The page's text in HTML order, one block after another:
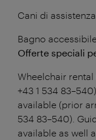
Cani di
Bagno accessibile
Offerte speciali
Wheelchair rental
+43 1 534
available (prior
534 83–540).
available as well